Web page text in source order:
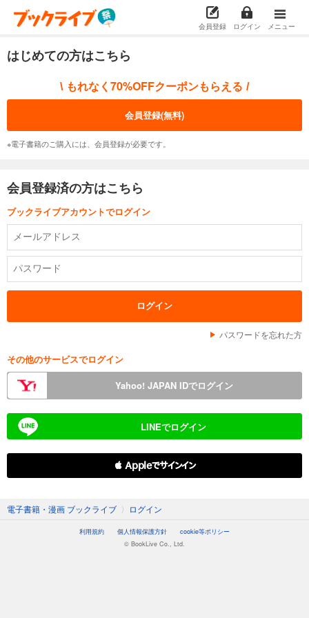
会員登録 ログイン メニュー
はじめての方はこちら
\ もれなく70%OFFクーポンもらえる /
会員登録(無料)
※電子書籍のご購入には、会員登録が必要です。
会員登録済の方はこちら
ブックライブアカウントでログイン
パスワードを忘れた方
その他のサービスでログイン
Yahoo! JAPAN IDでログイン
LINEでログイン
 Appleでサインイン
電子書籍・漫画 ブックライブ 〉 ログイン
利用規約 個人情報保護方針
cookie等ポリシー
© BookLive Co., Ltd.